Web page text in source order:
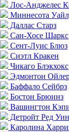
Лос-Анджелес
Миннесота
Даллас Старз
Сан-Хосе Шаркс
Сент-Луис Блюз
Сиэтл Кракен
Чикаго Блэкхокс
Эдмонтон
Баффало Сейбрз
Бостон Брюинз
Вашингтон
Детройт Ред
Каролина